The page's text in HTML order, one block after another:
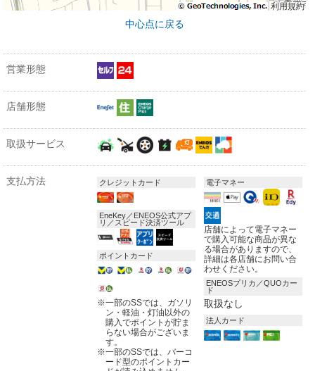
利用規約
中心点に戻る
営業形態
店舗形態
取扱サービス
支払方法 クレジットカード
EneKey／ENEOS公式アプ
リ／スピード決済ツール
ポイントカード
※一部のSSでは、ガソリ
ン・軽油・灯油以外の
購入でポイントが貯ま
らない場合がございま
す。
※一部のSSでは、バーコ
ード型のポイントカー
電子マネー
店舗によって電子マネー
で購入可能な商品が異な
る場合がありますので、
詳細は各店舗にお問い合
わせください。
ENEOSプリカ／QUOカー
ド
取扱なし
法人カード